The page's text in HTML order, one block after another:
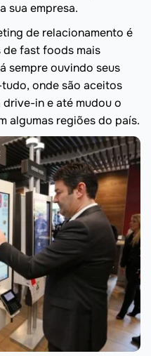
sua empresa.
de relacionamento é
de fast foods mais
sempre ouvindo seus
onde são aceitos
in e até mudou o
algumas regiões do país.